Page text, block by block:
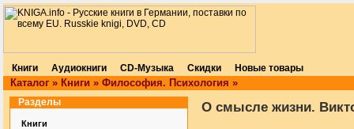
Книги Аудиокниги CD-Музыка Скидки Новые товары
Каталог » Книги » Философия. Психология »
Разделы
Книги
О смысле жизни.